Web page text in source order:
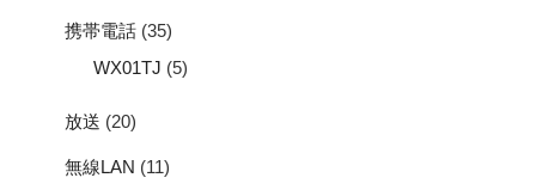
携帯電話 (35)
WX01TJ (5)
放送 (20)
無線LAN (11)